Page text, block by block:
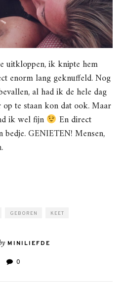
uitkloppen, ik knipte hem
enorm lang geknuffeld. Nog
al had ik de hele dag
te staan kon dat ook. Maar
ik wel fijn
En direct
bedje. GENIETEN! Mensen,
GEBOREN KEET
MINILIEFDE
0